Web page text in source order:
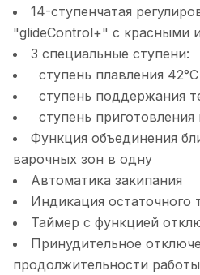
14-ступенчатая
"glideControl+" с красными
3 специальные ступени:
ступень плавления 42°C
ступень поддержания
ступень
Функция объединения
варочных зон в одну
Автоматика закипания
Индикация остаточного
Таймер с функцией
Принудительное
продолжительности